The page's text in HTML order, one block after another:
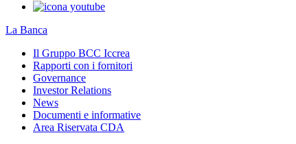
La Banca
Il Gruppo BCC Iccrea
Rapporti con i fornitori
Governance
Investor Relations
News
Documenti e informative
Area Riservata CDA